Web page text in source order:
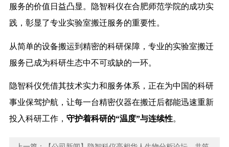
服务的价值日益凸显。隐智科仪在合肥师范学院的成功实
践，彰显了专业实验室搬迁服务的重要性。
从简单的设备搬运到精密的科研保障，专业的实验室搬迁
服务已成为科研生态中不可或缺的一环。
隐智科仪凭借其技术实力和服务体系，正在为中国的科研
事业保驾护航，让每一台精密仪器在搬迁后都能迅速重新
投入科研工作， 守护着科研的“温度”与连续性。